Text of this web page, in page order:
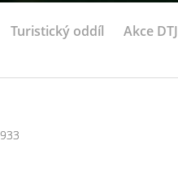
Turistický oddíl Akce DTJ